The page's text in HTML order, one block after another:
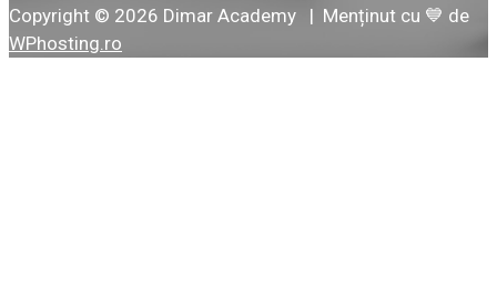
Copyright © 2026 Dimar Academy | Menținut cu 💙 de
WPhosting.ro